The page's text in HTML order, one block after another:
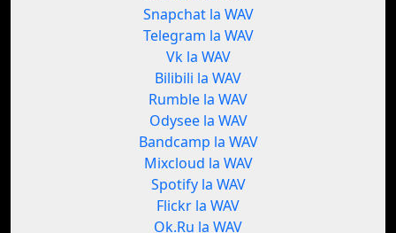
Snapchat la WAV
Telegram la WAV
Vk la WAV
Bilibili la WAV
Rumble la WAV
Odysee la WAV
Bandcamp la WAV
Mixcloud la WAV
Spotify la WAV
Flickr la WAV
Ok.Ru la WAV